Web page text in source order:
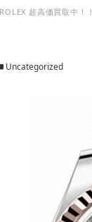
超高価買取中！！
テゴリー
Uncategorized